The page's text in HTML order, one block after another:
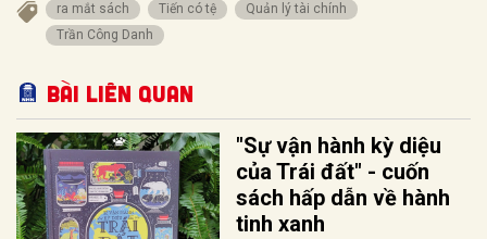
ra mắt sách Tiến có tệ
Quản lý tài chính
Trần Công Danh
Bài liên quan
"Sự vận hành kỳ diệu
của Trái đất" - cuốn
sách hấp dẫn về hành
tinh xanh